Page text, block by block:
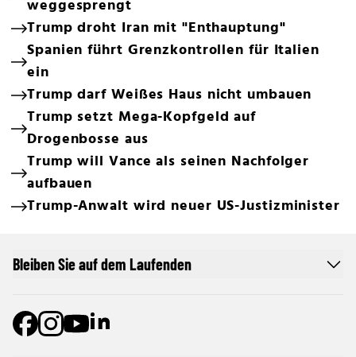
weggesprengt
Trump droht Iran mit "Enthauptung"
Spanien führt Grenzkontrollen für Italien
ein
Trump darf Weißes Haus nicht umbauen
Trump setzt Mega-Kopfgeld auf
Drogenbosse aus
Trump will Vance als seinen Nachfolger
aufbauen
Trump-Anwalt wird neuer US-Justizminister
Bleiben Sie auf dem Laufenden